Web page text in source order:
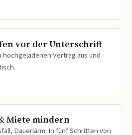
vor der Unterschrift
Vertrag aus und
Miete mindern
Dauerlärm: In fünf Schritten von